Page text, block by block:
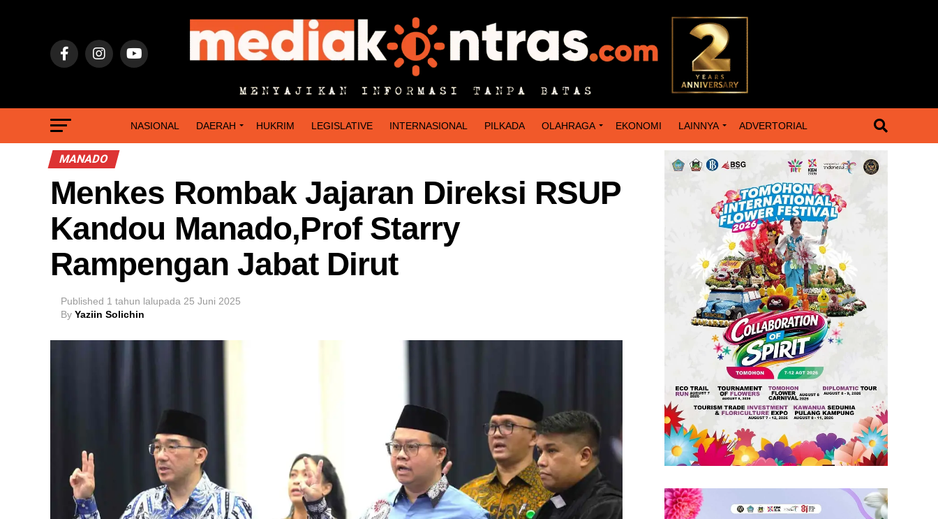
NASIONAL DAERAH HUKRIM LEGISLATIVE INTERNASIONAL PILKADA OLAHRAGA EKONOMI LAINNYA ADVERTORIAL
MANADO
Menkes Rombak Jajaran Direksi RSUP
Kandou Manado,Prof Starry
Rampengan Jabat Dirut
Published 1 tahun lalupada 25 Juni 2025
By Yaziin Solichin